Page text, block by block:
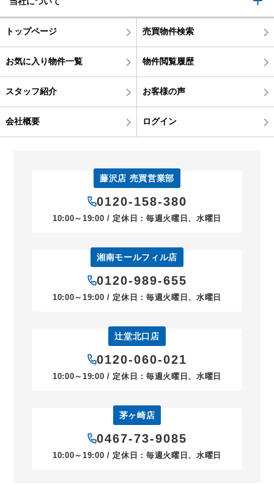
トップページ 売買物件検索
お気に入り物件一覧 物件閲覧履歴
スタッフ紹介 お客様の声
会社概要 ログイン
藤沢店 売買営業部
0120-158-380
10:00～19:00 / 定休日：毎週火曜日、水曜日
湘南モールフィル店
0120-989-655
10:00～19:00 / 定休日：毎週火曜日、水曜日
辻堂北口店
0120-060-021
10:00～19:00 / 定休日：毎週火曜日、水曜日
茅ヶ崎店
0467-73-9085
10:00～19:00 / 定休日：毎週火曜日、水曜日